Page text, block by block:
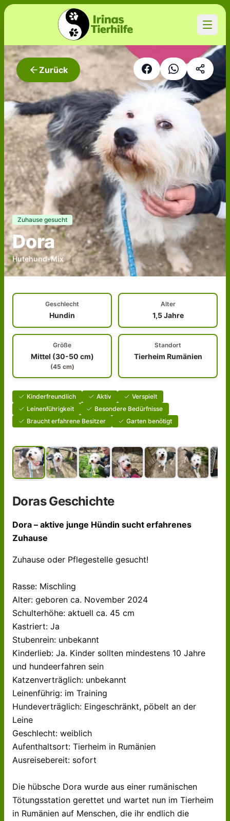
Zurück
Zuhause gesucht
Dora
Hutehund-Mix
Geschlecht
Hundin
Alter
1,5 Jahre
Größe
Mittel (30-50 cm)
(45 cm)
Standort
Tierheim Rumänien
Kinderfreundlich Aktiv
Verspielt
Leinenführigkeit
Besondere Bedürfnisse
Braucht erfahrene Besitzer
Garten benötigt
Doras Geschichte
Dora – aktive junge Hündin sucht erfahrenes
Zuhause
Zuhause oder Pflegestelle gesucht!
Rasse: Mischling
Alter: geboren ca. November 2024
Schulterhöhe: aktuell ca. 45 cm
Kastriert: Ja
Stubenrein: unbekannt
Kinderlieb: Ja. Kinder sollten mindestens 10 Jahre
und hundeerfahren sein
Katzenverträglich: unbekannt
Leinenführig: im Training
Hundeverträglich: Eingeschränkt, pöbelt an der
Leine
Geschlecht: weiblich
Aufenthaltsort: Tierheim in Rumänien
Ausreisebereit: sofort
Die hübsche Dora wurde aus einer rumänischen
Tötungsstation gerettet und wartet nun im Tierheim
in Rumänien auf Menschen, die ihr endlich die